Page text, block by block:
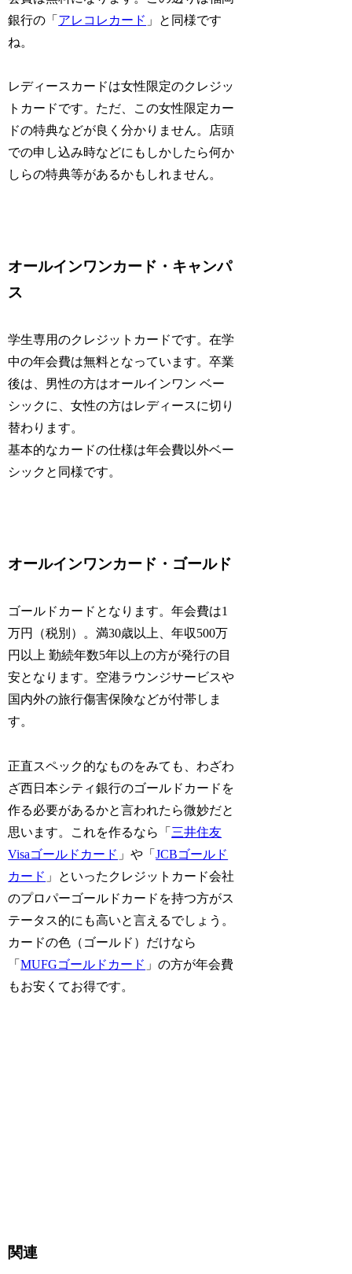
銀行の「 アレコレカード 」と同様です
ね。
レディースカードは女性限定のクレジッ
トカードです。ただ、この女性限定カー
ドの特典などが良く分かりません。店頭
での申し込み時などにもしかしたら何か
しらの特典等があるかもしれません。
オールインワンカード・キャンパ
ス
学生専用のクレジットカードです。在学
中の年会費は無料となっています。卒業
後は、男性の方はオールインワン ベー
シックに、女性の方はレディースに切り
替わります。
基本的なカードの仕様は年会費以外ベー
シックと同様です。
オールインワンカード・ゴールド
ゴールドカードとなります。年会費は1
万円（税別）。満30歳以上、年収500万
円以上 勤続年数5年以上の方が発行の目
安となります。空港ラウンジサービスや
国内外の旅行傷害保険などが付帯しま
す。
正直スペック的なものをみても、わざわ
ざ西日本シティ銀行のゴールドカードを
作る必要があるかと言われたら微妙だと
思います。これを作るなら「 三井住友
Visaゴールドカード 」や「JCBゴールド
カード 」といったクレジットカード会社
のプロパーゴールドカードを持つ方がス
テータス的にも高いと言えるでしょう。
カードの色（ゴールド）だけなら
「MUFGゴールドカード 」の方が年会費
もお安くてお得です。
関連